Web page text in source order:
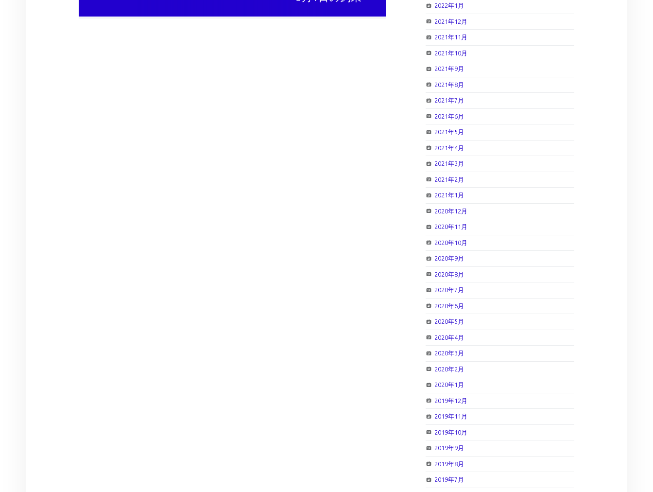
2022年1月
2021年12月
2021年11月
2021年10月
2021年9月
2021年8月
2021年7月
2021年6月
2021年5月
2021年4月
2021年3月
2021年2月
2021年1月
2020年12月
2020年11月
2020年10月
2020年9月
2020年8月
2020年7月
2020年6月
2020年5月
2020年4月
2020年3月
2020年2月
2020年1月
2019年12月
2019年11月
2019年10月
2019年9月
2019年8月
2019年7月